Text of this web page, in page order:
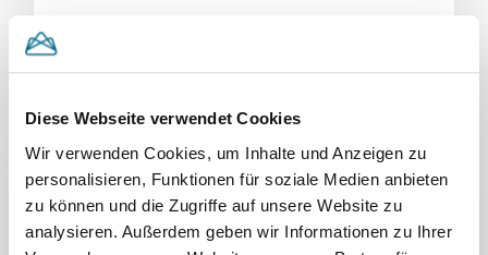
Diese Webseite verwendet Cookies
Wir verwenden Cookies, um Inhalte und Anzeigen zu
personalisieren, Funktionen für soziale Medien anbieten
zu können und die Zugriffe auf unsere Website zu
analysieren. Außerdem geben wir Informationen zu Ihrer
Mehrweganbieter RECUP knöpft
sich Wiens Verpackungsmüll vor